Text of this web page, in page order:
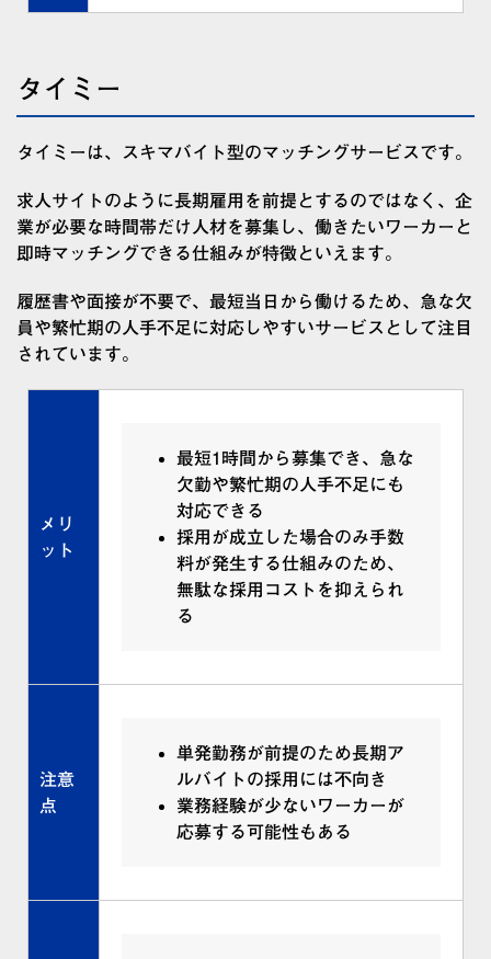
タイミー
タイミーは、スキマバイト型のマッチングサービスです。
求人サイトのように長期雇用を前提とするのではなく、企
業が必要な時間帯だけ人材を募集し、働きたいワーカーと
即時マッチングできる仕組みが特徴といえます。
履歴書や面接が不要で、最短当日から働けるため、急な欠
員や繁忙期の人手不足に対応しやすいサービスとして注目
されています。
メリ
ット
最短1時間から募集でき、急な
欠勤や繁忙期の人手不足にも
対応できる
採用が成立した場合のみ手数
料が発生する仕組みのため、
無駄な採用コストを抑えられ
る
注意
点
単発勤務が前提のため長期ア
ルバイトの採用には不向き
業務経験が少ないワーカーが
応募する可能性もある